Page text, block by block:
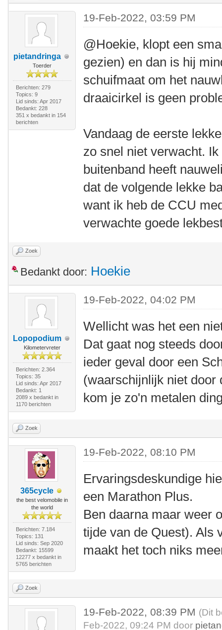
pietandringa
Toerder
Berichten: 279
Topics: 9
Lid sinds: Apr 2017
Bedankt: 228
351 x bedankt in 154
berichten
19-Feb-2022, 03:59 PM
@Hoekie, klopt een
gezien) en dan is hij
schuifmaat om het
draaicirkel is geen
Vandaag de eerste
zo snel niet verwacht.
buitenband heeft
dat de volgende lekke
want ik heb de CCU
verwachte goede
Zoek
Bedankt door: Hoekie
Lopopodium
Kilometervreter
Berichten: 2.364
Topics: 35
Lid sinds: Apr 2017
Bedankt: 1
2089 x bedankt in
1170 berichten
19-Feb-2022, 04:02 PM
Wellicht was het een
Dat gaat nog steeds
ieder geval door een
(waarschijnlijk niet door
kom je zo'n metalen
Zoek
365cycle
the best velomobile in
the world
Berichten: 7.184
Topics: 131
Lid sinds: Sep 2020
Bedankt: 15599
12277 x bedankt in
5765 berichten
19-Feb-2022, 08:10 PM
Ervaringsdeskundige
een Marathon Plus.
Ben daarna maar weer
tijde van de Quest). Als
maakt het toch niks
Zoek
19-Feb-2022, 08:39 PM (Dit
Feb-2022, 09:24 PM door